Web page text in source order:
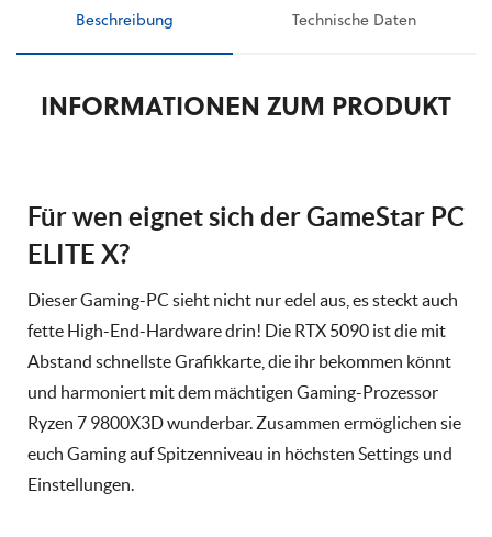
Beschreibung Technische Daten
INFORMATIONEN ZUM PRODUKT
Für wen eignet sich der GameStar PC
ELITE X?
Dieser Gaming-PC sieht nicht nur edel aus, es steckt auch
fette High-End-Hardware drin! Die RTX 5090 ist die mit
Abstand schnellste Grafikkarte, die ihr bekommen könnt
und harmoniert mit dem mächtigen Gaming-Prozessor
Ryzen 7 9800X3D wunderbar. Zusammen ermöglichen sie
euch Gaming auf Spitzenniveau in höchsten Settings und
Einstellungen.